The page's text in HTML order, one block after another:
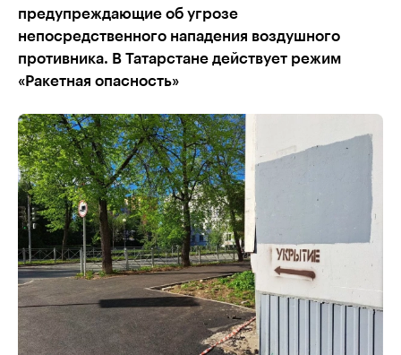
предупреждающие об угрозе
непосредственного нападения воздушного
противника. В Татарстане действует режим
«Ракетная опасность»